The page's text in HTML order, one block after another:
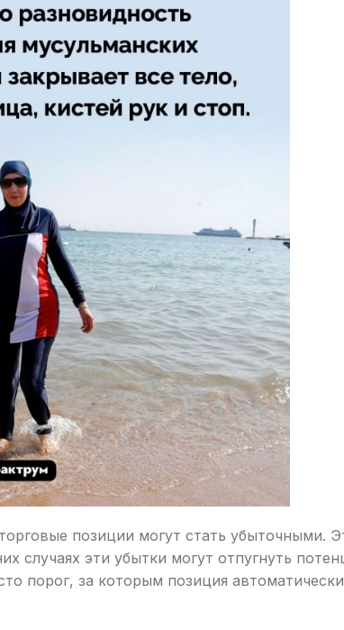
позиции могут стать убыточными.
случаях эти убытки могут отпугнуть
порог, за которым позиция автоматически